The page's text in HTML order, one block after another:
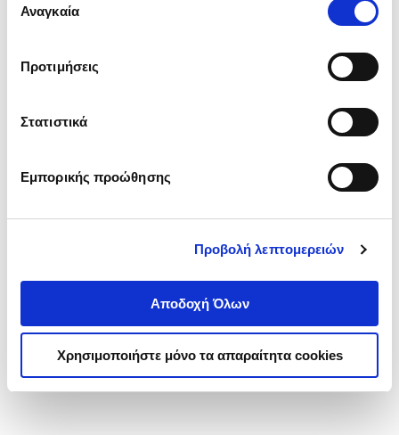
ενδιαφέρουν και να επιλέξετε από τα παρακάτω με την
΄΄και να ενημερωθείτε σχετικά με
συγκατάθεσης
Αναγκαία
Προτιμήσεις
Στατιστικά
Εμπορικής προώθησης
Προβολή λεπτομερειών
Αποδοχή Όλων
Χρησιμοποιήστε μόνο τα απαραίτητα cookies